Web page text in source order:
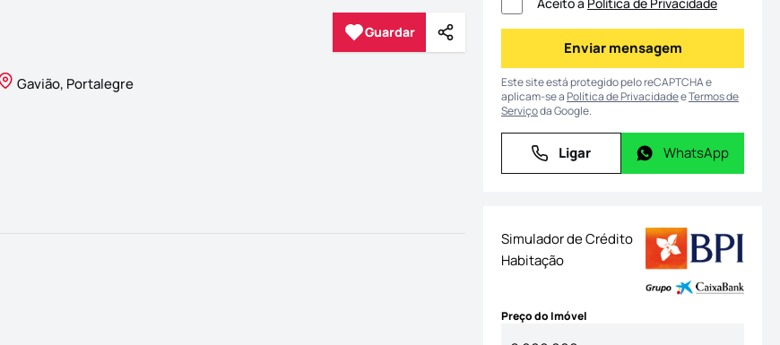
Guardar
Guardar Partilhar
Gavião, Portalegre
Enviar mensagem
Enviar mensagem
Este site está protegido pelo reCAPTCHA e
aplicam-se aPolítica de PrivacidadeeTermos de
Serviçoda Google.
Ligar
Ligar WhatsApp
WhatsApp
Simulador de Crédito
Habitação
Preço do Imóvel